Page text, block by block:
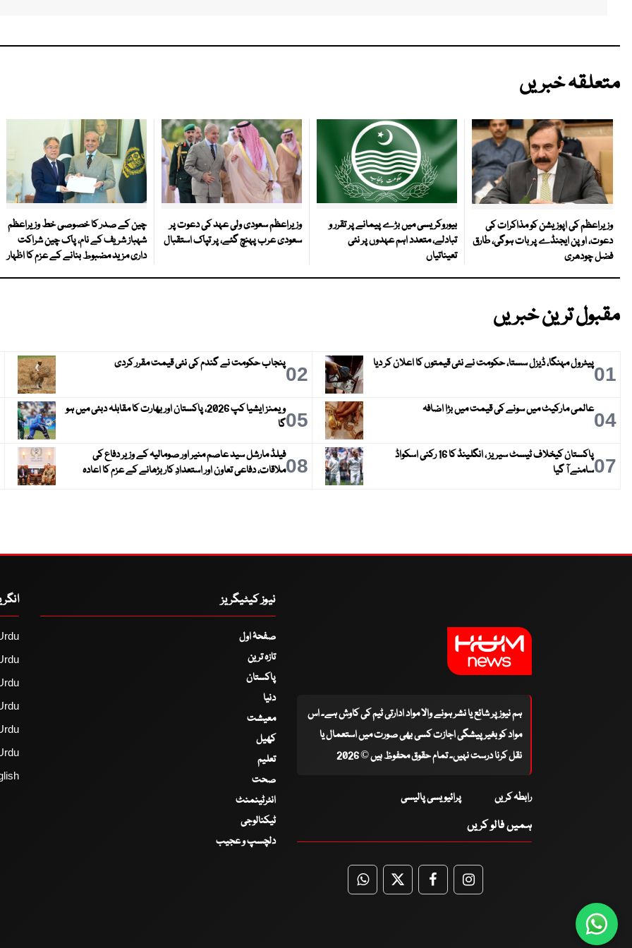
متعلقہ خبریں
وزیراعظم کی اپوزیشن کو مذاکرات کی
دعوت، اوپن ایجنڈے پر بات ہوگی، طارق
فضل چودھری
بیوروکریسی میں بڑے پیمانے پر تقرر و
تبادلے، متعدد اہم عہدوں پر نئی
تعیناتیاں
وزیراعظم سعودی ولی عہد کی دعوت پر
سعودی عرب پہنچ گئے، پر تپاک استقبال
چین کے صدر کا خصوصی خط وزیراعظم
شہباز شریف کے نام، پاک چین شراکت
داری مزید مضبوط بنانے کے عزم کا اظہار
مقبول ترین خبریں
01پیٹرول مہنگا، ڈیزل سستا، حکومت نے نئی قیمتوں کا اعلان کر دیا 02پنجاب حکومت نے گندم کی نئی قیمت مقرر کردی
04عالمی مارکیٹ میں سونے کی قیمت میں بڑا اضافہ 05
ویمنز ایشیا کپ 2026، پاکستان اور بھارت کا مقابلہ دبئی میں ہو
گا
07
پاکستان کیخلاف ٹیسٹ سیریز ، انگلینڈ کا 16 رکنی اسکواڈ
سامنے آ گیا
08فیلڈ مارشل سید عاصم منیر اور صومالیہ کے وزیر دفاع کی
ملاقات، دفاعی تعاون اور استعدادِ کار بڑھانے کے عزم کا اعادہ
ہم نیوز پر شائع یا نشر ہونے والا مواد ادارتی ٹیم کی کاوش ہے۔ اس
مواد کو بغیر پیشگی اجازت کسی بھی صورت میں استعمال یا
نقل کرنا درست نہیں۔ تمام حقوق محفوظ ہیں © 2026
رابطہ کریں پرائیویسی پالیسی
ہمیں فالو کریں
WhatsApp
TwitterFacebookFacebook
نیوز کیٹیگریز
صفحۂ اول
تازہ ترین
پاکستان
دنیا
معیشت
کھیل
تعلیم
صحت
انٹرٹینمنٹ
ٹیکنالوجی
دلچسپ و عجیب